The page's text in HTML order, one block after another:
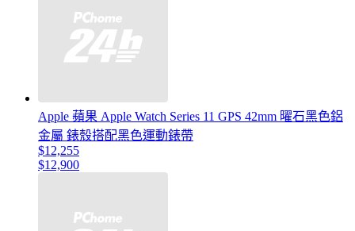
Apple 蘋果 Apple Watch Series 11 GPS 42mm 曜石黑色鋁
金屬 錶殼搭配黑色運動錶帶
$12,255
$12,900